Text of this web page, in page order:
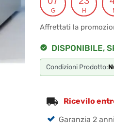
G H
Affrettati la
DISPONIBILE,
Condizioni Prodotto:
Ricevilo
Garanzia 2 anni